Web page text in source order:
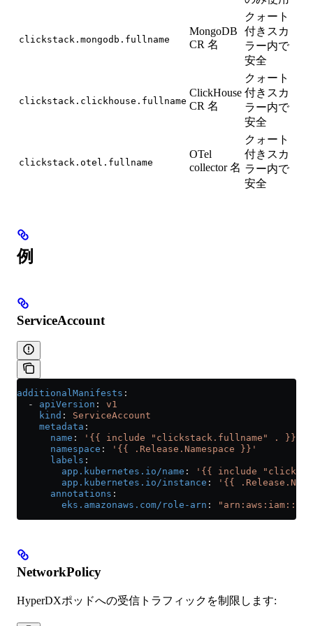
clickstack.mongodb.fullname
MongoDB
CR 名
クォート
付きスカ
ラー内で
安全
clickstack.clickhouse.fullname
ClickHouse
CR 名
クォート
付きスカ
ラー内で
安全
clickstack.otel.fullname
OTel
collector 名
クォート
付きスカ
ラー内で
安全
例
ServiceAccount
additionalManifests :
  -
apiVersion : v1
    kind
: ServiceAccount
    metadata
:
      name
:
'{{ include "clickstack.fullname" . }}'
      namespace
:
'{{ .Release.Namespace }}'
      labels
:
        app.kubernetes.io/name
:
'{{ include
        app.kubernetes.io/instance
:
'{{
      annotations
:
        eks.amazonaws.com/role-arn
:
NetworkPolicy
HyperDXポッドへの受信トラフィックを制限します: